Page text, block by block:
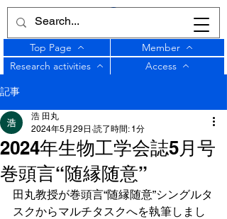
Top Page
Member
Research activities
Access
記事
2024年生物工学会誌5月号
巻頭言“随縁随意”
浩 田丸
2024年5月29日 読了時間: 1分
田丸教授が巻頭言“随縁随意”シングルタ
スクからマルチタスクへを執筆しまし